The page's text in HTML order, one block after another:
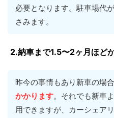
必要となります。駐車場代
さみます。
2.納車まで1.5〜2ヶ月ほど
昨今の事情もあり新車の場
かかります。それでも新車
用できますが、カーシェア